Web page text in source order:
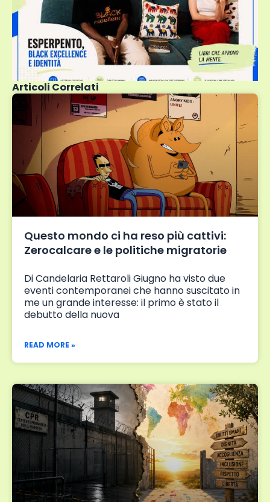
Articoli Correlati
Questo mondo ci ha reso più cattivi:
Zerocalcare e le politiche migratorie
Di Candelaria Rettaroli Giugno ha visto due
eventi contemporanei che hanno suscitato in
me un grande interesse: il primo è stato il
debutto della nuova
READ MORE »